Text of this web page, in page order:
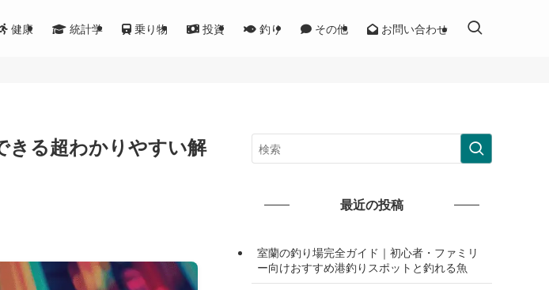
健康 統計学 乗り物 投資 釣り その他 お問い合わせ
きる超わかりやすい解
最近の投稿
室蘭の釣り場完全ガイド｜初心者・ファミリ
ー向けおすすめ港釣りスポットと釣れる魚